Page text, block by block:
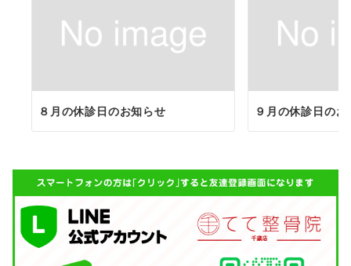
８月の休診日のお知らせ ９月の休診日のお